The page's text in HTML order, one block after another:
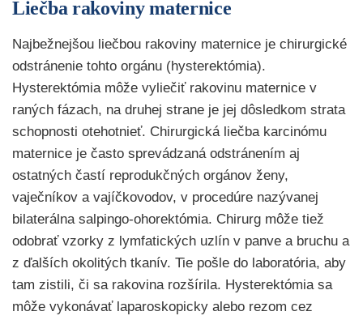
Liečba rakoviny maternice
Najbežnejšou liečbou rakoviny maternice je chirurgické
odstránenie tohto orgánu (hysterektómia).
Hysterektómia môže vyliečiť rakovinu maternice v
raných fázach, na druhej strane je jej dôsledkom strata
schopnosti otehotnieť. Chirurgická liečba karcinómu
maternice je často sprevádzaná odstránením aj
ostatných častí reprodukčných orgánov ženy,
vaječníkov a vajíčkovodov, v procedúre nazývanej
bilaterálna salpingo-ohorektómia. Chirurg môže tiež
odobrať vzorky z lymfatických uzlín v panve a bruchu a
z ďalších okolitých tkanív. Tie pošle do laboratória, aby
tam zistili, či sa rakovina rozšírila. Hysterektómia sa
môže vykonávať laparoskopicky alebo rezom cez